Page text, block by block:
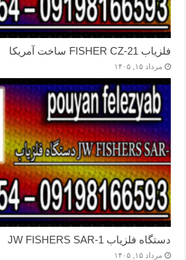
فلزیاب FISHER CZ-21 ساخت آمریکا
مرداد ۱۵, ۱۴۰۵
دستگاه فلزیاب JW FISHERS SAR-1
مرداد ۱۵, ۱۴۰۵